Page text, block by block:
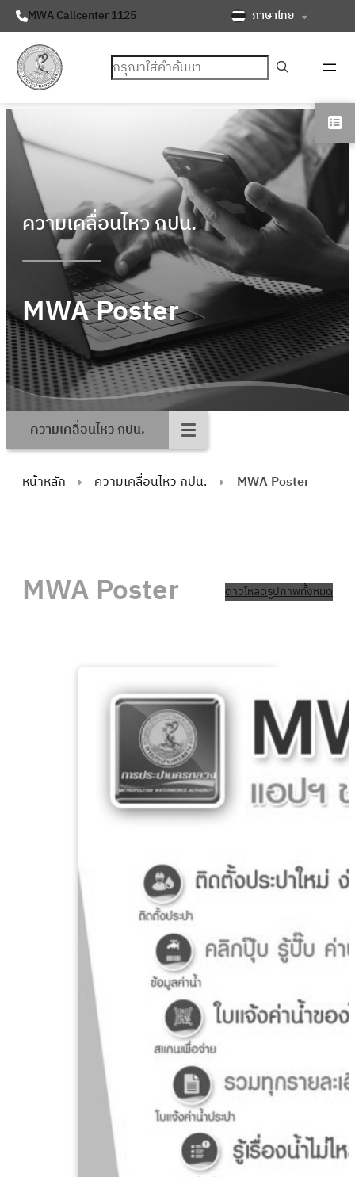
MWA Callcenter 1125 ภาษาไทย
ค้นหา
ความเคลื่อนไหว กปน.
MWA Poster
ความเคลื่อนไหว กปน.
หน้าหลัก ความเคลื่อนไหว กปน. MWA Poster
MWA Poster ดาวโหลดรูปภาพทั้งหมด